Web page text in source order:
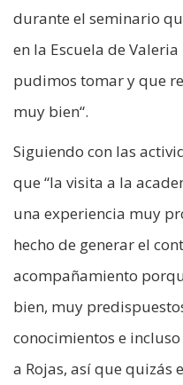
durante el seminario
en la Escuela de
pudimos tomar y que
muy bien“.
Siguiendo con las
que “la visita a la
una experiencia muy
hecho de generar el
acompañamiento
bien, muy
conocimientos e
a Rojas, así que quizás